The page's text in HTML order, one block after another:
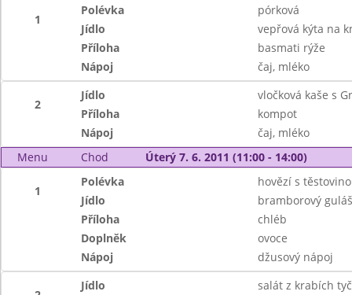
1
Polévka
pórková
Jídlo
vepřová kýta na
Příloha
basmati rýže
Nápoj
čaj, mléko
2
Jídlo
vločková kaše s
Příloha
kompot
Nápoj
čaj, mléko
Menu
Chod Úterý 7. 6. 2011 (11:00 - 14:00)
1
Polévka
hovězí s
Jídlo
bramborový
Příloha
chléb
Doplněk
ovoce
Nápoj
džusový nápoj
Jídlo
salát z krabích